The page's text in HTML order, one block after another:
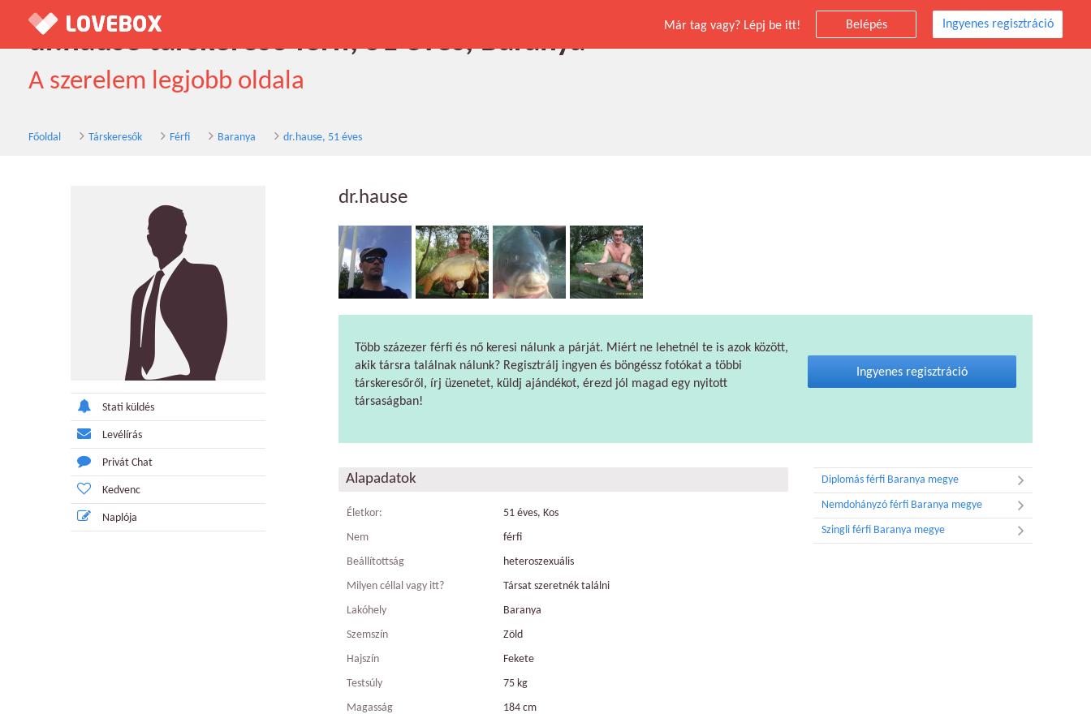
Már tag vagy? Lépj be itt! Belépés Ingyenes regisztráció
dr.hause társkereső férfi, 51 éves, Baranya
A szerelem legjobb oldala
Főoldal Társkeresők Férfi Baranya dr.hause, 51 éves
Stati küldés
Levélírás
Privát Chat
Kedvenc
Naplója
dr.hause
Több százezer férfi és nő keresi nálunk a párját. Miért ne lehetnél te is azok között,
akik társra találnak nálunk? Regisztrálj ingyen és böngéssz fotókat a többi
társkeresőről, írj üzenetet, küldj ajándékot, érezd jól magad egy nyitott
társaságban!
Ingyenes regisztráció
Alapadatok
Életkor:
51 éves, Kos
Nem
férfi
Beállítottság
heteroszexuális
Milyen céllal vagy itt?
Társat szeretnék találni
Lakóhely
Baranya
Szemszín
Zöld
Hajszín
Fekete
Testsúly
75 kg
Magasság
184 cm
Diplomás férfi Baranya megye
Nemdohányzó férfi Baranya megye
Szingli férfi Baranya megye